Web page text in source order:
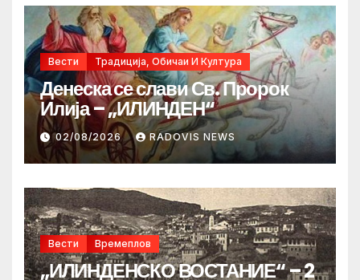
Вести Традиција, Обичаи И Култура
Денеска се слави Св. Пророк
Илија – „ИЛИНДЕН“
02/08/2026 RADOVIS NEWS
Вести Времеплов
„ИЛИНДЕНСКО ВОСТАНИЕ“ – 2